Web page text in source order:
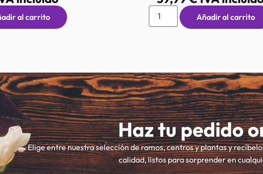
al carrito Añadir al carrito
Haz tu pedido
Elige entre nuestra selección de ramos, centros y plantas y
calidad, listos para sorprender en